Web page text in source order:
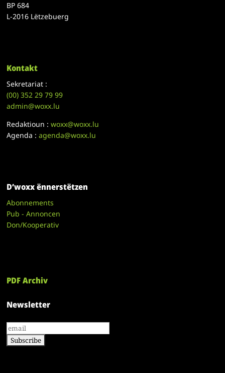
BP 684
L-2016 Lëtzebuerg
Kontakt
Sekretariat :
(00)352 29 79 99
admin@woxx.lu
Redaktioun :woxx@woxx.lu
Agenda :agenda@woxx.lu
D’woxx ënnerstëtzen
Abonnements
Pub - Annoncen
Don/Kooperativ
PDF Archiv
Newsletter